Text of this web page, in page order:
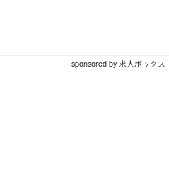
sponsored by 求人ボックス